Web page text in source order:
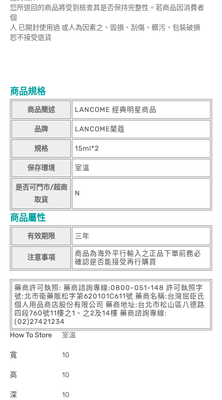
您所退回的商品將受到檢查其是否保持完整性。若商品因消費者
個
人 已開封使用過 或人為因素之、毀損、刮傷、髒污、包裝破損
恕不接受退貨
商品規格
商品簡述 LANCOME 經典明星商品
品牌 LANCOME蘭蔻
規格 15ml*2
保存環境 室溫
是否可門市/超商
取貨
N
商品屬性
有效期限 三年
注意事項
商品為海外平行輸入之正品下單前務必
確認是否能接受再行購買
藥商許可執照: 藥商諮詢專線:0800-051-148 許可執照字
號:北市衛藥販松字第620101C611號 藥商名稱:台灣屈臣氏
個人用品商店股份有限公司 藥商地址:台北市松山區八德路
四段760號11樓之1、之2及14樓 藥商諮詢專線:
(02)27421234
How To Store
室溫
寬 10
高 10
深 10